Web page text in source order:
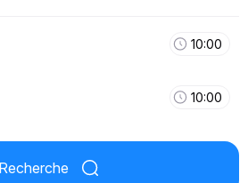
10:00
10:00
Recherche